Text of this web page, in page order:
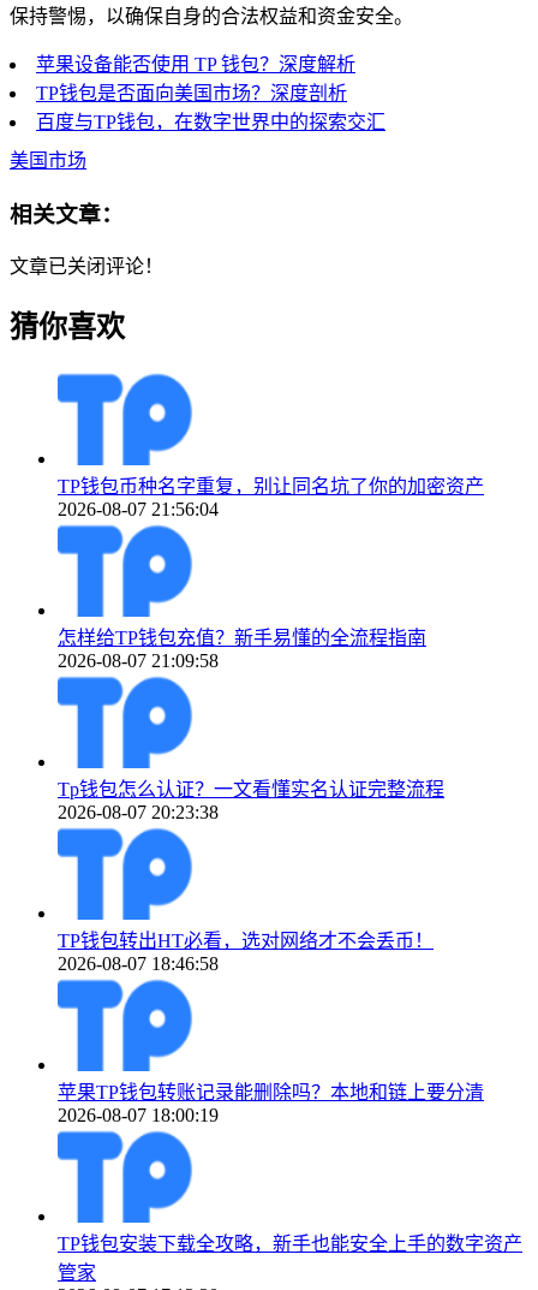
保持警惕，以确保自身的合法权益和资金安全。
苹果设备能否使用 TP 钱包？深度解析
TP钱包是否面向美国市场？深度剖析
百度与TP钱包，在数字世界中的探索交汇
美国市场
相关文章：
文章已关闭评论！
猜你喜欢
TP钱包币种名字重复，别让同名坑了你的加密资产
2026-08-07 21:56:04
怎样给TP钱包充值？新手易懂的全流程指南
2026-08-07 21:09:58
Tp钱包怎么认证？一文看懂实名认证完整流程
2026-08-07 20:23:38
TP钱包转出HT必看，选对网络才不会丢币！
2026-08-07 18:46:58
苹果TP钱包转账记录能删除吗？本地和链上要分清
2026-08-07 18:00:19
TP钱包安装下载全攻略，新手也能安全上手的数字资产
管家